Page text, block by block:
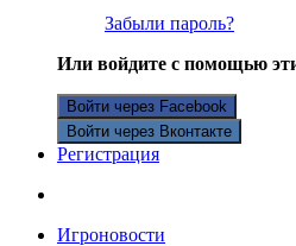
Забыли пароль?
Или войдите с помощью
Войти через Facebook
Войти через Вконтакте
Регистрация
Игроновости